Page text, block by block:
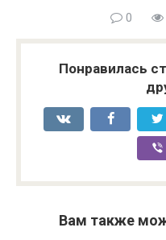
0
Понравилась
Вам также